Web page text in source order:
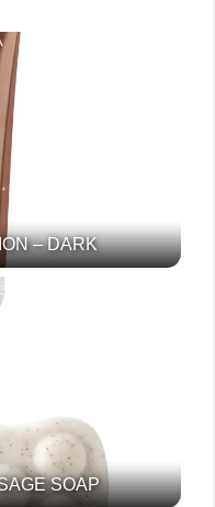
– DARK
SOAP